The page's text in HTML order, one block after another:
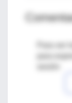
Para ver